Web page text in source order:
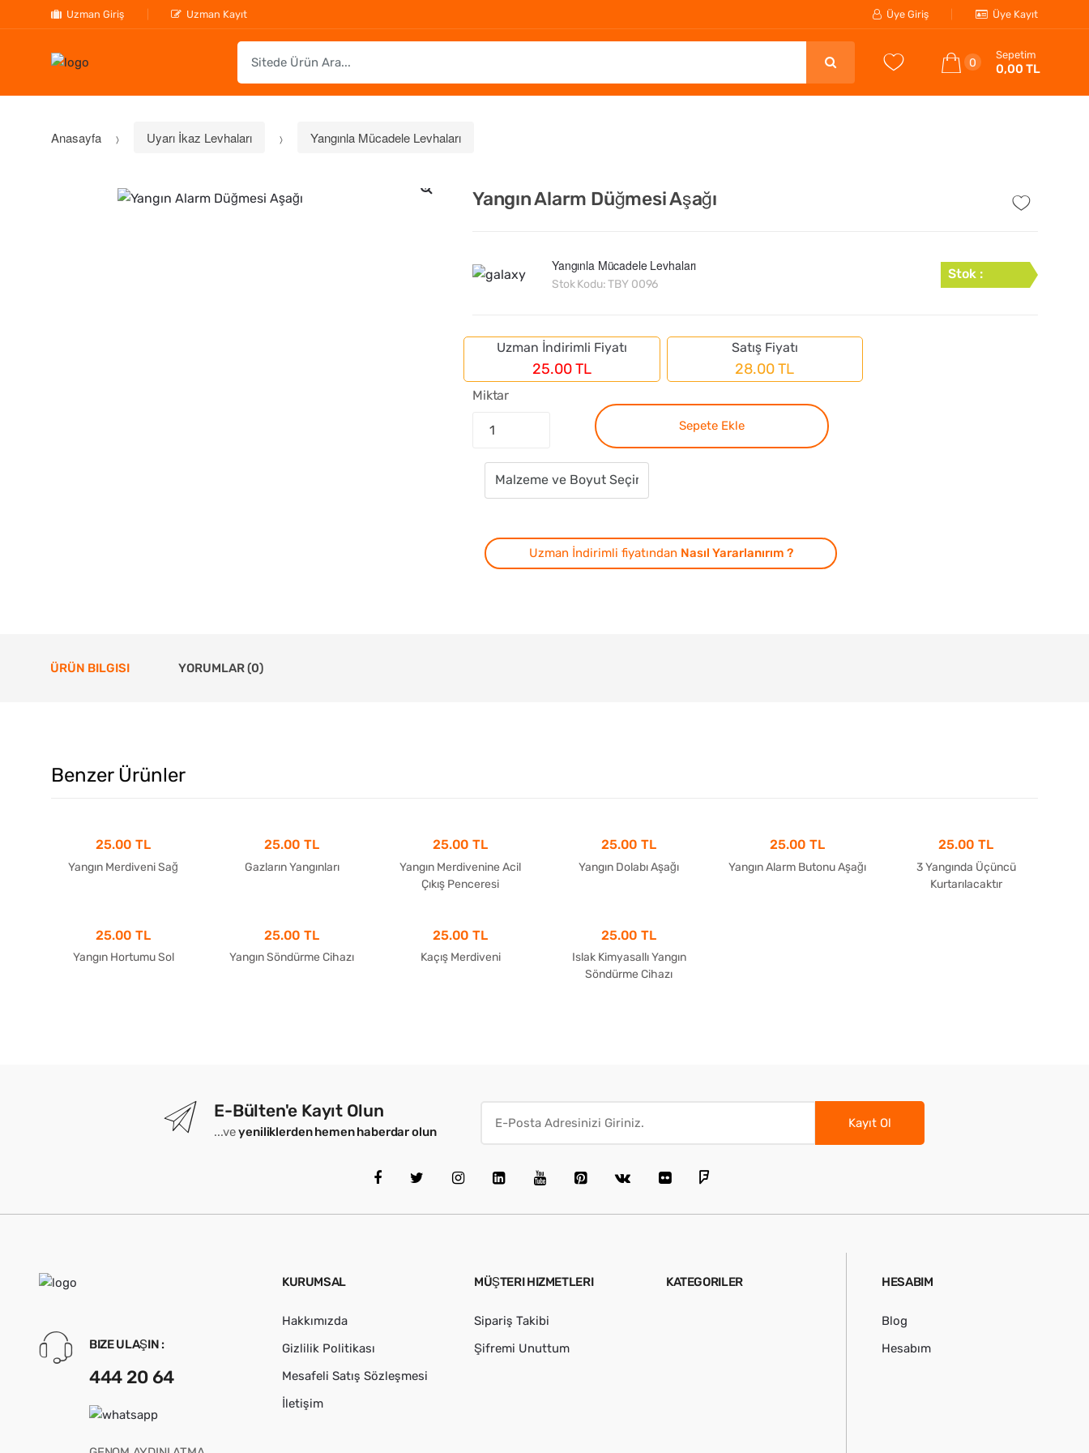
Uzman Giriş Uzman Kayıt Üye Giriş Üye Kayıt
h
r
0
Sepetim
0,00 TL
Anasayfa Uyarı İkaz Levhaları Yangınla Mücadele Levhaları
Yangın Alarm Düğmesi Aşağı
Yangınla Mücadele Levhaları
Stok Kodu:TBY 0096
Stok :
Uzman İndirimli Fiyatı
25.00 TL
Satış Fiyatı
28.00 TL
Miktar
Sepete Ekle
Uzman İndirimli fiyatından Nasıl Yararlanırım ?
ÜRÜN BILGISI YORUMLAR (0)
Benzer Ürünler
25.00 TL
Yangın Merdiveni Sağ
25.00 TL
Gazların Yangınları
25.00 TL
Yangın Merdivenine Acil
Çıkış Penceresi
25.00 TL
Yangın Dolabı Aşağı
25.00 TL
Yangın Alarm Butonu Aşağı
25.00 TL
3 Yangında Üçüncü
Kurtarılacaktır
25.00 TL
Yangın Hortumu Sol
25.00 TL
Yangın Söndürme Cihazı
25.00 TL
Kaçış Merdiveni
25.00 TL
Islak Kimyasallı Yangın
Söndürme Cihazı
E-Bülten'e Kayıt Olun
...veyeniliklerden hemen haberdar olun
Kayıt Ol
BIZE ULAŞIN :
444 20 64
KURUMSAL
Hakkımızda
Gizlilik Politikası
Mesafeli Satış Sözleşmesi
İletişim
MÜŞTERI HIZMETLERI
Sipariş Takibi
Şifremi Unuttum
KATEGORILER HESABIM
Blog
Hesabım